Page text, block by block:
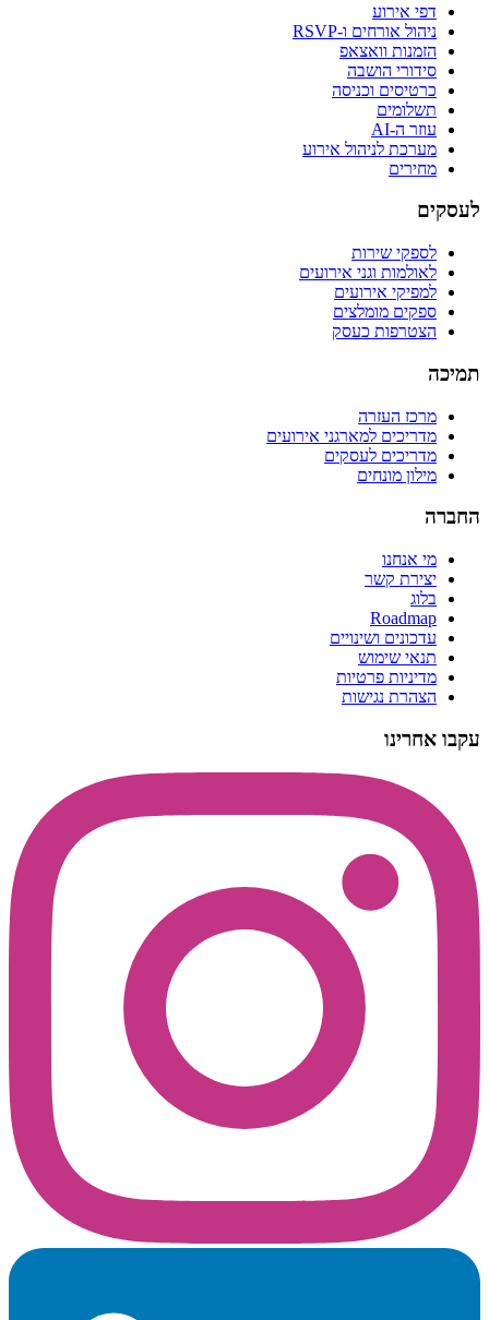
דפי אירוע
ניהול אורחים ו-RSVP
הזמנות וואצאפ
סידורי הושבה
כרטיסים וכניסה
תשלומים
עוזר ה-AI
מערכת לניהול אירוע
מחירים
לעסקים
לספקי שירות
לאולמות וגני אירועים
למפיקי אירועים
ספקים מומלצים
הצטרפות כעסק
תמיכה
מרכז העזרה
מדריכים למארגני אירועים
מדריכים לעסקים
מילון מונחים
החברה
מי אנחנו
יצירת קשר
בלוג
Roadmap
עדכונים ושינויים
תנאי שימוש
מדיניות פרטיות
הצהרת נגישות
עקבו אחרינו